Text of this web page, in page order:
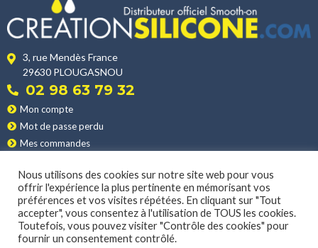
choisies
sur
la
page
du
produit
choisies
sur
page
du
choisies
sur
3, rue Mendès France
29630 PLOUGASNOU
02 98 63 79 32
Mon compte
Mot de passe perdu
Mes commandes
Nos produits
Les applications
Nos conditions de vente
La livraison
Nous utilisons des cookies sur notre site web pour vous
offrir l'expérience la plus pertinente en mémorisant vos
préférences et vos visites répétées. En cliquant sur "Tout
accepter", vous consentez à l'utilisation de TOUS les cookies.
Toutefois, vous pouvez visiter "Contrôle des cookies" pour
fournir un consentement contrôlé.